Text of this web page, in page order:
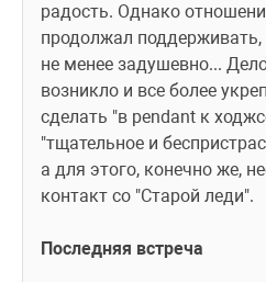
радость. Однако
продолжал поддерживать,
не менее задушевно...
возникло и все более
сделать "в pendant к
"тщательное и
а для этого, конечно же,
контакт со "Старой леди".
Последняя встреча